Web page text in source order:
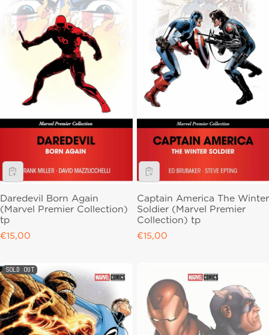
Daredevil Born Again
(Marvel Premier Collection)
tp
Regular price
€15,00
Captain America The Winter
Soldier (Marvel Premier
Collection) tp
Regular price
€15,00
SOLD OUT